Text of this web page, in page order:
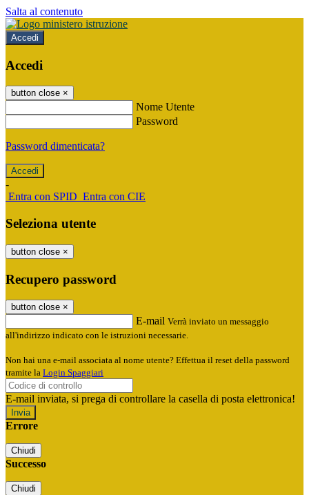
Salta al contenuto
Accedi
Accedi
button close ×
Nome Utente
Password
Password dimenticata?
-
Entra con SPID Entra con CIE
Seleziona utente
button close ×
Recupero password
button close ×
E-mail Verrà inviato un messaggio
all'indirizzo indicato con le istruzioni necessarie.
Non hai una e-mail associata al nome utente? Effettua il reset della password
tramite la Login Spaggiari
E-mail inviata, si prega di controllare la casella di posta elettronica!
Errore
Chiudi
Successo
Chiudi